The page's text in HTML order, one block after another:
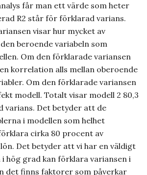
får man ett värde som heter
R2 står för förklarad varians.
visar hur mycket av
beroende variabeln som
Om den förklarade variansen
korrelation alls mellan oberoende
Om den förklarade variansen
modell. Totalt visar modell 2 80,3
varians. Det betyder att de
i modellen som helhet
cirka 80 procent av
Det betyder att vi har en väldigt
hög grad kan förklara variansen i
det finns faktorer som påverkar